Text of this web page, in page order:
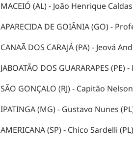
MACEIÓ (AL) - João Henrique
APARECIDA DE GOIÂNIA (GO) -
CANAÃ DOS CARAJÁ (PA) - Jeová
JABOATÃO DOS GUARARAPES
SÃO GONÇALO (RJ) - Capitão
IPATINGA (MG) - Gustavo Nunes
AMERICANA (SP) - Chico Sardelli (PL)